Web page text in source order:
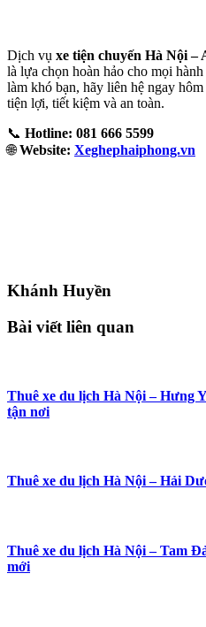
Dịch vụ xe tiện chuyến Hà Nội –
là lựa chọn hoàn hảo cho mọi
làm khó bạn, hãy liên hệ ngay
tiện lợi, tiết kiệm và an toàn.
📞 Hotline: 081 666 5599
🌐Website: Xeghephaiphong.vn
Khánh Huyền
Bài viết liên quan
Thuê xe du lịch Hà Nội – Hưng
tận nơi
Thuê xe du lịch Hà Nội – Hải
Thuê xe du lịch Hà Nội – Tam
mới